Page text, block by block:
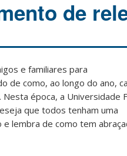
de
e familiares para
de como, ao longo do ano,
época, a Universidade
que todos tenham uma
lembra de como tem